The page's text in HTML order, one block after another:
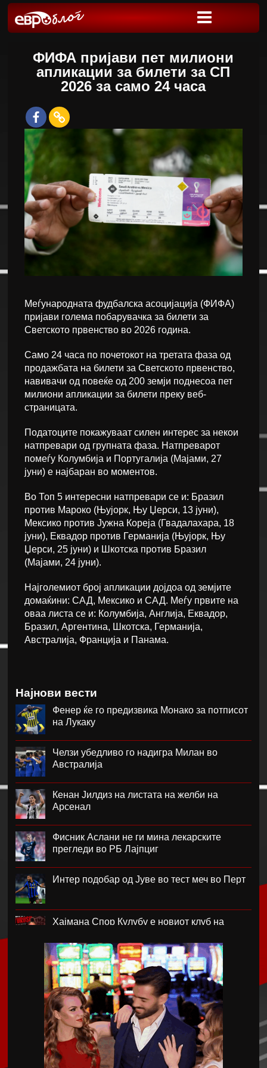
ФИФА пријави пет милиони
апликации за билети за СП
2026 за само 24 часа
Меѓународната фудбалска асоцијација (ФИФА)
пријави голема побарувачка за билети за
Светското првенство во 2026 година.
Само 24 часа по почетокот на третата фаза од
продажбата на билети за Светското првенство,
навивачи од повеќе од 200 земји поднесоа пет
милиони апликации за билети преку веб-
страницата.
Податоците покажуваат силен интерес за некои
натпревари од групната фаза. Натпреварот
помеѓу Колумбија и Португалија (Мајами, 27
јуни) е најбаран во моментов.
Во Топ 5 интересни натпревари се и: Бразил
против Мароко (Њујорк, Њу Џерси, 13 јуни),
Мексико против Јужна Кореја (Гвадалахара, 18
јуни), Еквадор против Германија (Њујорк, Њу
Џерси, 25 јуни) и Шкотска против Бразил
(Мајами, 24 јуни).
Најголемиот број апликации дојдоа од земјите
домаќини: САД, Мексико и САД. Меѓу првите на
оваа листа се и: Колумбија, Англија, Еквадор,
Бразил, Аргентина, Шкотска, Германија,
Австралија, Франција и Панама.
Најнови вести
Фенер ќе го предизвика Монако за потписот
на Лукаку
Челзи убедливо го надигра Милан во
Австралија
Кенан Јилдиз на листата на желби на
Арсенал
Фисник Аслани не ги мина лекарските
прегледи во РБ Лајпциг
Интер подобар од Јуве во тест меч во Перт
Хајмана Спор Кулубу е новиот клуб на
Модриќ и Џеко градат луксузен комплекс на
Јадранот
Синот на Меси ќе потпише за Ла Масија
Мексико му даде отворена поддршка на
Инфантино